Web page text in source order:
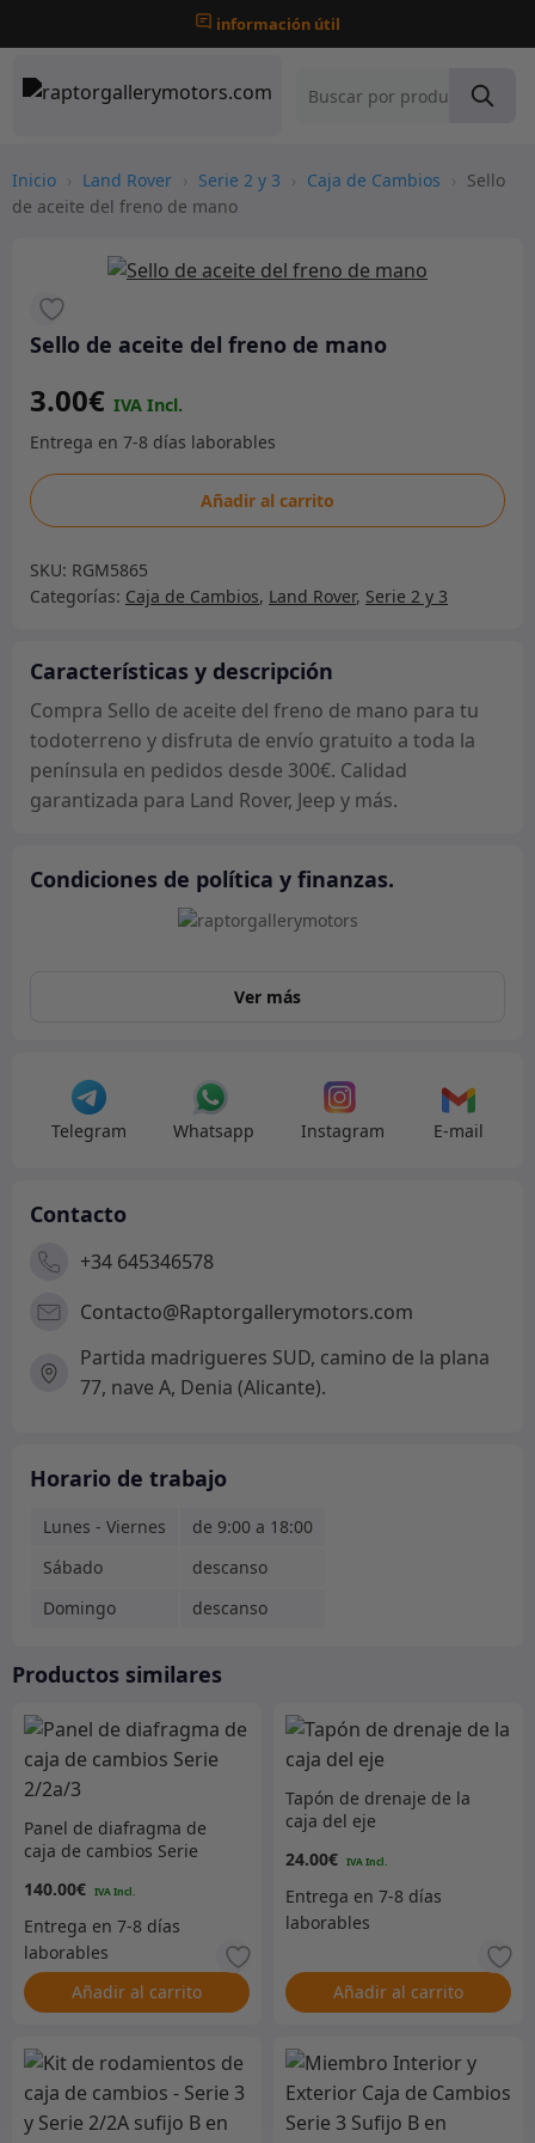
información útil
Inicio › Land Rover › Serie 2 y 3 › Caja de Cambios › Sello
de aceite del freno de mano
Sello de aceite del freno de mano
3.00€
Sello
de
del
freno
mano
Añadir al carrito
SKU: RGM5865
Categorías: Caja de Cambios, Land Rover, Serie 2 y 3
Características y descripción
Compra Sello de aceite del freno de mano para tu
todoterreno y disfruta de envío gratuito a toda la
península en pedidos desde 300€. Calidad
garantizada para Land Rover, Jeep y más.
Condiciones de política y finanzas.
Ver más
Telegram Whatsapp Instagram E-mail
Contacto
+34 645346578
Contacto@Raptorgallerymotors.com
Partida madrigueres SUD, camino de la plana
77, nave A, Denia (Alicante).
Horario de trabajo
Lunes - Viernes
de 9:00 a 18:00
Sábado
descanso
Domingo
descanso
Productos similares
Panel de diafragma de
caja de cambios Serie
140.00€
Añadir al carrito
Tapón de drenaje de la
caja del eje
24.00€
Añadir al carrito